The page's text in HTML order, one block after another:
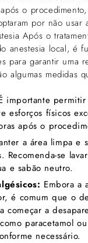
o
por não usar
Após o
anestesia local, é
para garantir uma
algumas medidas
importante
esforços físicos
após o
a área limpa e
Recomenda-se
e sabão neutro.
Embora a
é comum que o
começar a
paracetamol
necessário.